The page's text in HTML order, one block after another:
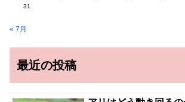
31
« 7月
最近の投稿